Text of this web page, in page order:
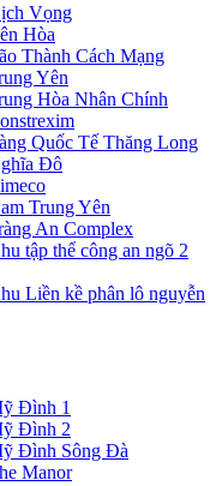
Vọng
Hòa
Thành Cách Mạng
Yên
Hòa Nhân Chính
Quốc Tế Thăng Long
Đô
Trung Yên
An Complex
tập thể công an ngõ 2
Liền kề phân lô nguyễn
Đình 1
Đình 2
Đình Sông Đà
Manor